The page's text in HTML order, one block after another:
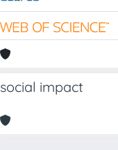
social impact